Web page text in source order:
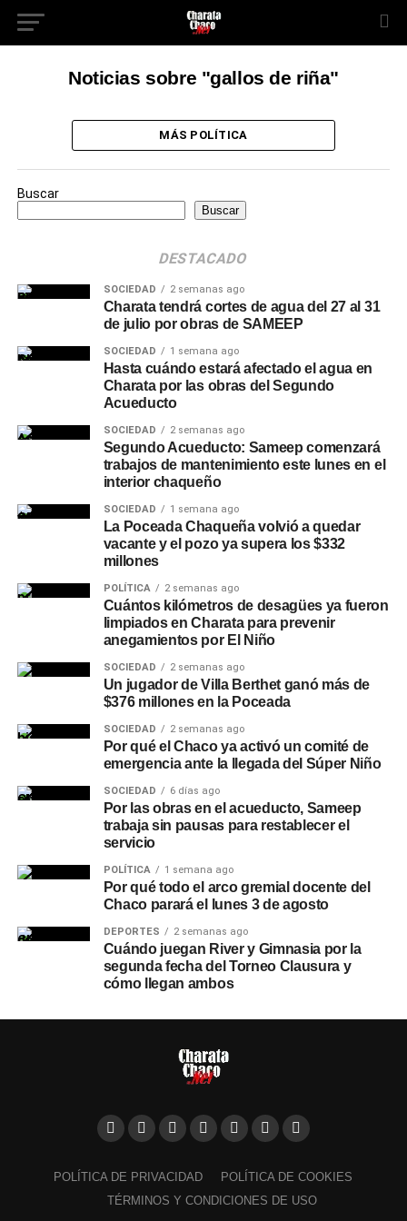
Noticias sobre "gallos de riña"
MÁS POLÍTICA
Buscar
Buscar
DESTACADO
SOCIEDAD 2 semanas ago
Charata tendrá cortes de agua del 27 al 31
de julio por obras de SAMEEP
SOCIEDAD 1 semana ago
Hasta cuándo estará afectado el agua en
Charata por las obras del Segundo
Acueducto
SOCIEDAD 2 semanas ago
Segundo Acueducto: Sameep comenzará
trabajos de mantenimiento este lunes en el
interior chaqueño
SOCIEDAD 1 semana ago
La Poceada Chaqueña volvió a quedar
vacante y el pozo ya supera los $332
millones
POLÍTICA 2 semanas ago
Cuántos kilómetros de desagües ya fueron
limpiados en Charata para prevenir
anegamientos por El Niño
SOCIEDAD 2 semanas ago
Un jugador de Villa Berthet ganó más de
$376 millones en la Poceada
SOCIEDAD 2 semanas ago
Por qué el Chaco ya activó un comité de
emergencia ante la llegada del Súper Niño
SOCIEDAD 6 días ago
Por las obras en el acueducto, Sameep
trabaja sin pausas para restablecer el
servicio
POLÍTICA 1 semana ago
Por qué todo el arco gremial docente del
Chaco parará el lunes 3 de agosto
DEPORTES 2 semanas ago
Cuándo juegan River y Gimnasia por la
segunda fecha del Torneo Clausura y
cómo llegan ambos
POLÍTICA DE PRIVACIDAD
POLÍTICA DE COOKIES
TÉRMINOS Y CONDICIONES DE USO